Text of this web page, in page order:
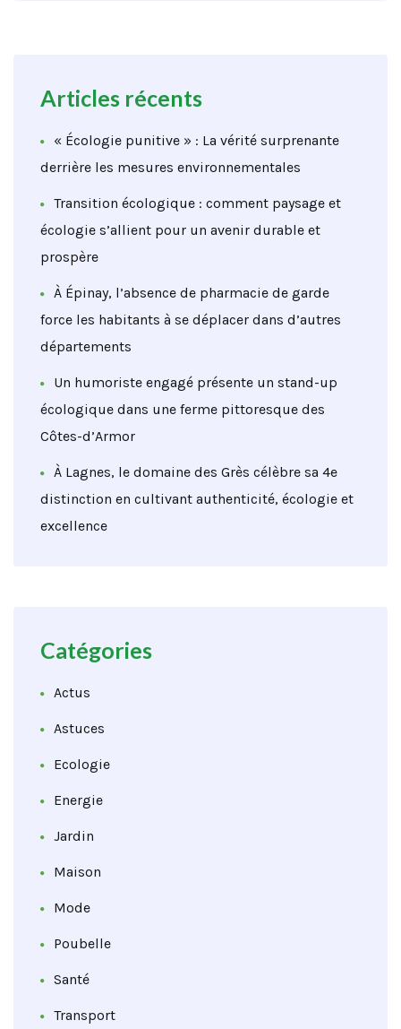
Articles récents
« Écologie punitive » : La vérité surprenante
derrière les mesures environnementales
Transition écologique : comment paysage et
écologie s’allient pour un avenir durable et
prospère
À Épinay, l’absence de pharmacie de garde
force les habitants à se déplacer dans d’autres
départements
Un humoriste engagé présente un stand-up
écologique dans une ferme pittoresque des
Côtes-d’Armor
À Lagnes, le domaine des Grès célèbre sa 4e
distinction en cultivant authenticité, écologie et
excellence
Catégories
Actus
Astuces
Ecologie
Energie
Jardin
Maison
Mode
Poubelle
Santé
Transport